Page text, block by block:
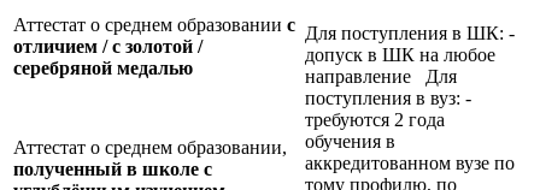
Аттестат о среднем образовании с
отличием / с золотой /
серебряной медалью
Для поступления в ШК: -
допуск в ШК на любое
направление Для
поступления в вуз: -
требуются 2 года
обучения в
аккредитованном вузе по
тому профилю, по
Аттестат о среднем образовании,
полученный в школе с